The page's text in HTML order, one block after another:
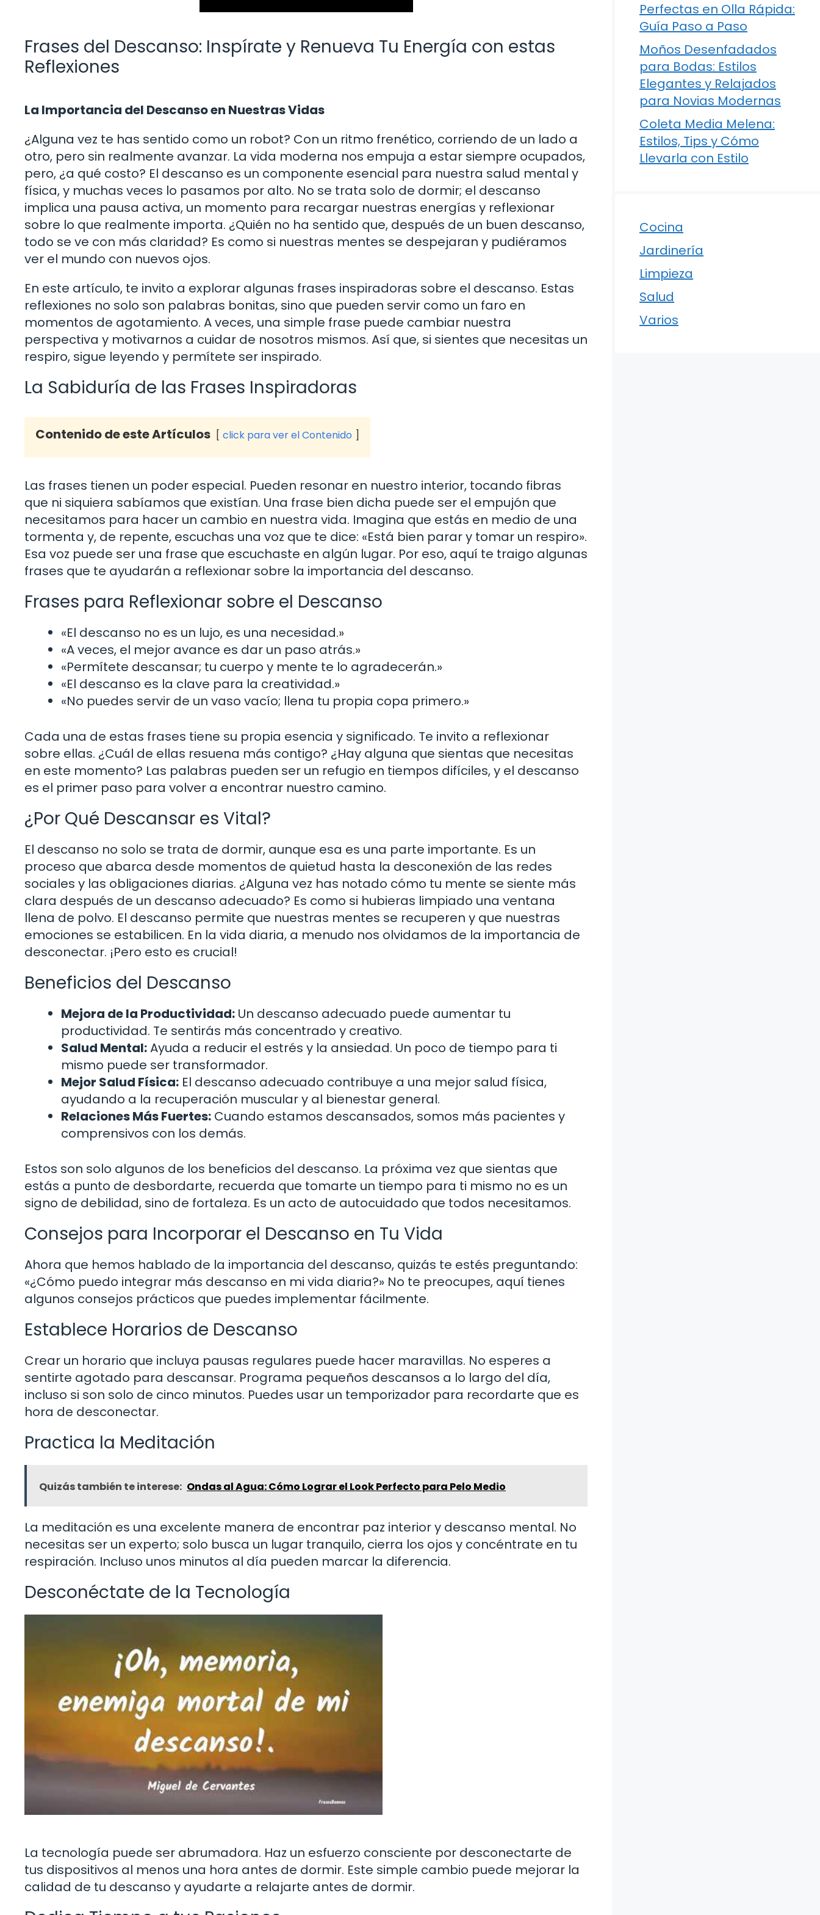
Frases del Descanso: Inspírate y Renueva Tu Energía con estas
Reflexiones
La Importancia del Descanso en Nuestras Vidas
¿Alguna vez te has sentido como un robot? Con un ritmo frenético, corriendo de un lado a
otro, pero sin realmente avanzar. La vida moderna nos empuja a estar siempre ocupados,
pero, ¿a qué costo? El descanso es un componente esencial para nuestra salud mental y
física, y muchas veces lo pasamos por alto. No se trata solo de dormir; el descanso
implica una pausa activa, un momento para recargar nuestras energías y reflexionar
sobre lo que realmente importa. ¿Quién no ha sentido que, después de un buen descanso,
todo se ve con más claridad? Es como si nuestras mentes se despejaran y pudiéramos
ver el mundo con nuevos ojos.
En este artículo, te invito a explorar algunas frases inspiradoras sobre el descanso. Estas
reflexiones no solo son palabras bonitas, sino que pueden servir como un faro en
momentos de agotamiento. A veces, una simple frase puede cambiar nuestra
perspectiva y motivarnos a cuidar de nosotros mismos. Así que, si sientes que necesitas un
respiro, sigue leyendo y permítete ser inspirado.
La Sabiduría de las Frases Inspiradoras
Contenido de este Artículos click para ver el Contenido
Las frases tienen un poder especial. Pueden resonar en nuestro interior, tocando fibras
que ni siquiera sabíamos que existían. Una frase bien dicha puede ser el empujón que
necesitamos para hacer un cambio en nuestra vida. Imagina que estás en medio de una
tormenta y, de repente, escuchas una voz que te dice: «Está bien parar y tomar un respiro».
Esa voz puede ser una frase que escuchaste en algún lugar. Por eso, aquí te traigo algunas
frases que te ayudarán a reflexionar sobre la importancia del descanso.
Frases para Reflexionar sobre el Descanso
«El descanso no es un lujo, es una necesidad.»
«A veces, el mejor avance es dar un paso atrás.»
«Permítete descansar; tu cuerpo y mente te lo agradecerán.»
«El descanso es la clave para la creatividad.»
«No puedes servir de un vaso vacío; llena tu propia copa primero.»
Cada una de estas frases tiene su propia esencia y significado. Te invito a reflexionar
sobre ellas. ¿Cuál de ellas resuena más contigo? ¿Hay alguna que sientas que necesitas
en este momento? Las palabras pueden ser un refugio en tiempos difíciles, y el descanso
es el primer paso para volver a encontrar nuestro camino.
¿Por Qué Descansar es Vital?
El descanso no solo se trata de dormir, aunque esa es una parte importante. Es un
proceso que abarca desde momentos de quietud hasta la desconexión de las redes
sociales y las obligaciones diarias. ¿Alguna vez has notado cómo tu mente se siente más
clara después de un descanso adecuado? Es como si hubieras limpiado una ventana
llena de polvo. El descanso permite que nuestras mentes se recuperen y que nuestras
emociones se estabilicen. En la vida diaria, a menudo nos olvidamos de la importancia de
desconectar. ¡Pero esto es crucial!
Beneficios del Descanso
Mejora de la Productividad: Un descanso adecuado puede aumentar tu
productividad. Te sentirás más concentrado y creativo.
Salud Mental:Ayuda a reducir el estrés y la ansiedad. Un poco de tiempo para ti
mismo puede ser transformador.
Mejor Salud Física: El descanso adecuado contribuye a una mejor salud física,
ayudando a la recuperación muscular y al bienestar general.
Relaciones Más Fuertes: Cuando estamos descansados, somos más pacientes y
comprensivos con los demás.
Estos son solo algunos de los beneficios del descanso. La próxima vez que sientas que
estás a punto de desbordarte, recuerda que tomarte un tiempo para ti mismo no es un
signo de debilidad, sino de fortaleza. Es un acto de autocuidado que todos necesitamos.
Consejos para Incorporar el Descanso en Tu Vida
Ahora que hemos hablado de la importancia del descanso, quizás te estés preguntando:
«¿Cómo puedo integrar más descanso en mi vida diaria?» No te preocupes, aquí tienes
algunos consejos prácticos que puedes implementar fácilmente.
Establece Horarios de Descanso
Crear un horario que incluya pausas regulares puede hacer maravillas. No esperes a
sentirte agotado para descansar. Programa pequeños descansos a lo largo del día,
incluso si son solo de cinco minutos. Puedes usar un temporizador para recordarte que es
hora de desconectar.
Practica la Meditación
Quizás también te interese: Ondas al Agua: Cómo Lograr el Look Perfecto para Pelo Medio
La meditación es una excelente manera de encontrar paz interior y descanso mental. No
necesitas ser un experto; solo busca un lugar tranquilo, cierra los ojos y concéntrate en tu
respiración. Incluso unos minutos al día pueden marcar la diferencia.
Desconéctate de la Tecnología
La tecnología puede ser abrumadora. Haz un esfuerzo consciente por desconectarte de
tus dispositivos al menos una hora antes de dormir. Este simple cambio puede mejorar la
calidad de tu descanso y ayudarte a relajarte antes de dormir.
Perfectas en Olla Rápida:
Guía Paso a Paso
Moños Desenfadados
para Bodas: Estilos
Elegantes y Relajados
para Novias Modernas
Coleta Media Melena:
Estilos, Tips y Cómo
Llevarla con Estilo
Cocina
Jardinería
Limpieza
Salud
Varios